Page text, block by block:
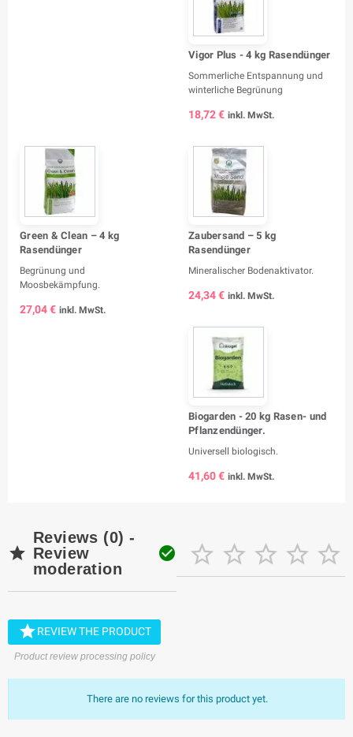
Vigor Plus - 4 kg Rasendünger
Sommerliche Entspannung und
winterliche Begrünung
18,72 € inkl. MwSt.
Green & Clean – 4 kg
Rasendünger
Begrünung und
Moosbekämpfung.
27,04 € inkl. MwSt.
Zaubersand – 5 kg
Rasendünger
Mineralischer Bodenaktivator.
24,34 € inkl. MwSt.
Biogarden - 20 kg Rasen- und
Pflanzendünger.
Universell biologisch.
41,60 € inkl. MwSt.

Reviews (0) -
Review
moderation
     
REVIEW THE PRODUCT
Product review processing policy
There are no reviews for this product yet.